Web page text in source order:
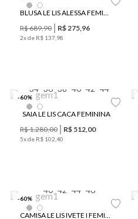
BLUSA LE LIS ALESSA FEMININA
R$689,90 R$275,96
2x de R$ 137 98
-60%
34 36 38 40 42 44
SAIA LE LIS CACA FEMININA
R$1.280,00 R$ 512,00
5x de R$ 102 40
-60%
40 42 44 46
CAMISA LE LIS IVETE I FEMININA